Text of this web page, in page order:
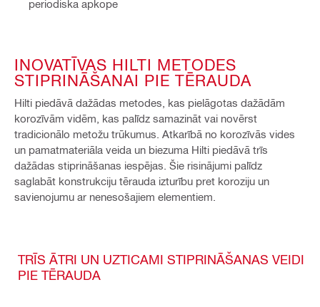
periodiska apkope
INOVATĪVAS HILTI METODES
STIPRINĀŠANAI PIE TĒRAUDA
Hilti piedāvā dažādas metodes, kas pielāgotas dažādām
korozīvām vidēm, kas palīdz samazināt vai novērst
tradicionālo metožu trūkumus. Atkarībā no korozīvās vides
un pamatmateriāla veida un biezuma Hilti piedāvā trīs
dažādas stiprināšanas iespējas. Šie risinājumi palīdz
saglabāt konstrukciju tērauda izturību pret koroziju un
savienojumu ar nenesošajiem elementiem.
TRĪS ĀTRI UN UZTICAMI STIPRINĀŠANAS VEIDI
PIE TĒRAUDA